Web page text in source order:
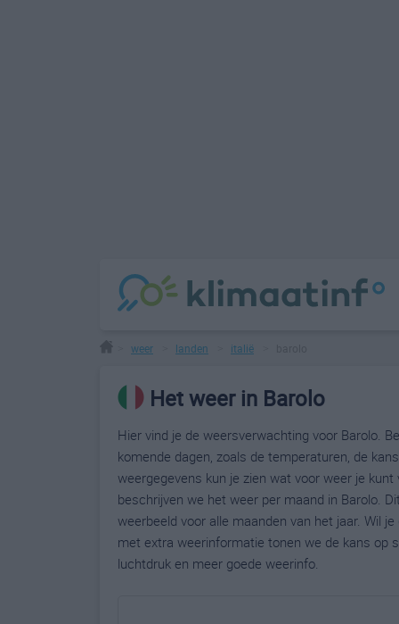
weer landen italië
Het weer in Barolo
Hier vind je de weersverwachting voor Barolo.
komende dagen, zoals de temperaturen, de
weergegevens kun je zien wat voor weer je
beschrijven we het weer per maand in Barolo.
weerbeeld voor alle maanden van het jaar. Wil
met extra weerinformatie tonen we de kans op
luchtdruk en meer goede weerinfo.